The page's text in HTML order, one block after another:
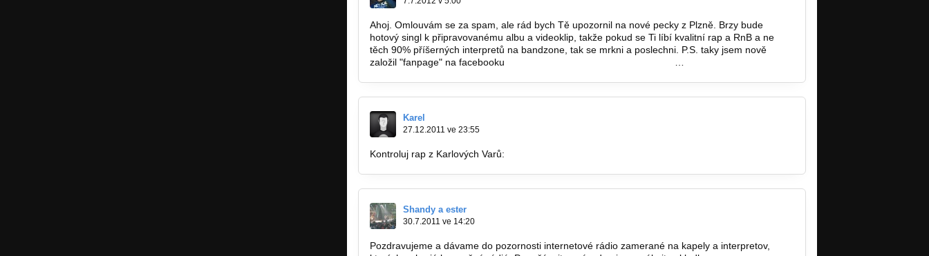
Ahoj. Omlouvám se za spam, ale rád bych Tě upozornil na nové pecky z Plzně. Brzy bude
hotový singl k připravovanému albu a videoklip, takže pokud se Ti líbí kvalitní rap a RnB a ne
těch 90% příšerných interpretů na bandzone, tak se mrkni a poslechni. P.S. taky jsem nově
založil "fanpage" na facebooku
Karel
27.12.2011 ve 23:55
Kontroluj rap z Karlových Varů:
Shandy a ester
30.7.2011 ve 14:20
Pozdravujeme a dávame do pozornosti internetové rádio zamerané na kapely a interpretov,